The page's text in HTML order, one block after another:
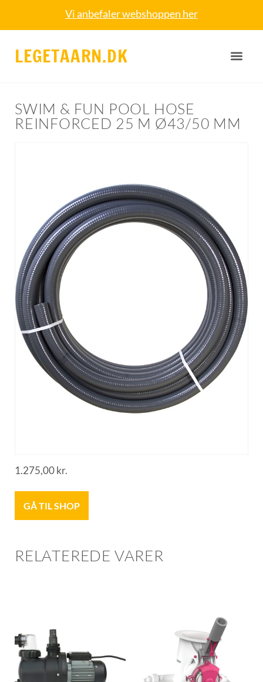
Vi anbefaler webshoppen her
LEGETAARN.DK
SWIM & FUN POOL HOSE
REINFORCED 25 M Ø43/50 MM
1.275,00kr.
GÅ TIL SHOP
RELATEREDE VARER